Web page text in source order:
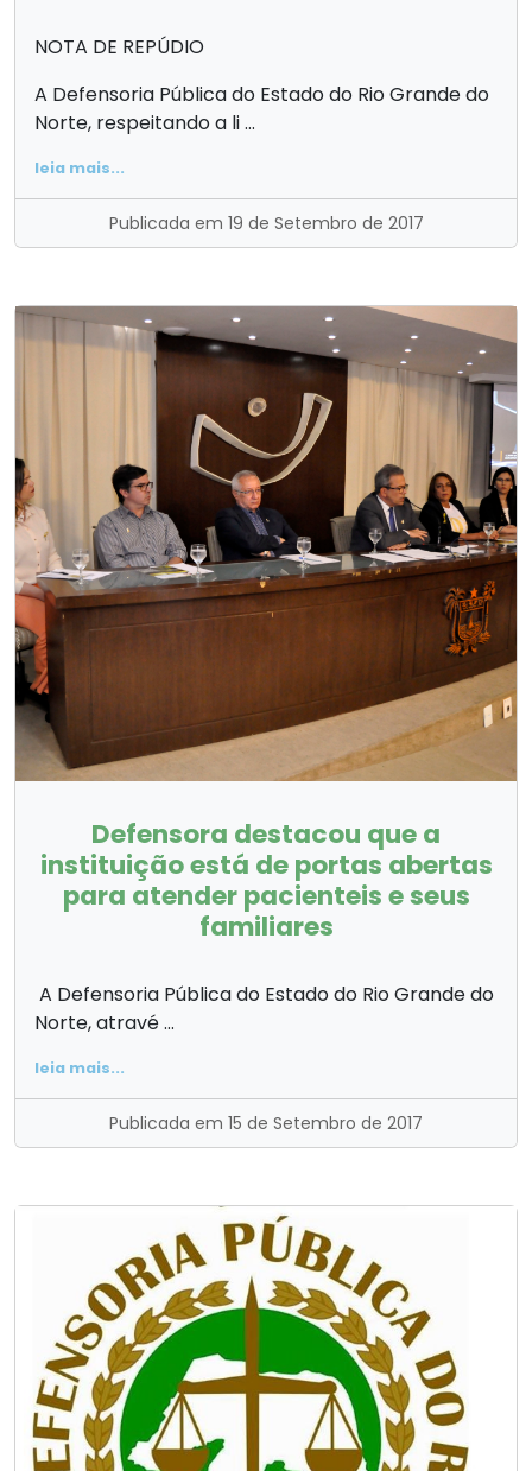
NOTA DE REPÚDIO
A Defensoria Pública do Estado do Rio Grande do
Norte, respeitando a li ...
leia mais...
Publicada em 19 de Setembro de 2017
Defensora destacou que a
instituição está de portas abertas
para atender pacienteis e seus
familiares
A Defensoria Pública do Estado do Rio Grande do
Norte, atravé ...
leia mais...
Publicada em 15 de Setembro de 2017